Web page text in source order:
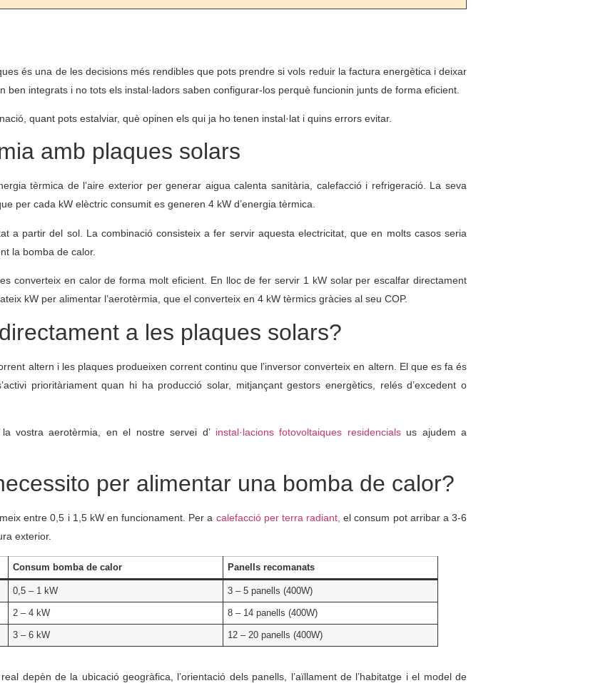
és una de les decisions més rendibles que pots prendre si vols reduir la factura energètica i deixar
integrats i no tots els instal·ladors saben configurar-los perquè funcionin junts de forma eficient.
quant pots estalviar, què opinen els qui ja ho tenen instal·lat i quins errors evitar.
amb plaques solars
tèrmica de l’aire exterior per generar aigua calenta sanitària, calefacció i refrigeració. La seva
per cada kW elèctric consumit es generen 4 kW d’energia tèrmica.
a partir del sol. La combinació consisteix a fer servir aquesta electricitat, que en molts casos seria
la bomba de calor.
converteix en calor de forma molt eficient. En lloc de fer servir 1 kW solar per escalfar directament
kW per alimentar l’aerotèrmia, que el converteix en 4 kW tèrmics gràcies al seu COP.
a les plaques solars?
altern i les plaques produeixen corrent continu que l’inversor converteix en altern. El que es fa és
prioritàriament quan hi ha producció solar, mitjançant gestors energètics, relés d’excedent o
vostra aerotèrmia, en el nostre servei d’ instal·lacions fotovoltaiques residencialsus ajudem a
per alimentar una bomba de calor?
entre 0,5 i 1,5 kW en funcionament. Per a calefacció per terra radiant, el consum pot arribar a 3-6
exterior.
Consum bomba de calor Panells recomanats
0,5 – 1 kW 3 – 5 panells (400W)
2 – 4 kW 8 – 14 panells (400W)
3 – 6 kW 12 – 20 panells (400W)
depèn de la ubicació geogràfica, l’orientació dels panells, l’aïllament de l’habitatge i el model de